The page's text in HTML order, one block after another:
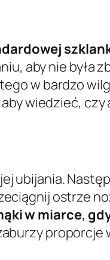
aby nie była
w bardzo
aby wiedzieć, czy
ubijania.
ostrze
w miarce,
proporcje